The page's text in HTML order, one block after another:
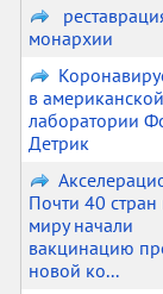
монархии
в американской
лаборатории
Детрик
Почти 40 стран
миру начали
вакцинацию
новой ко...